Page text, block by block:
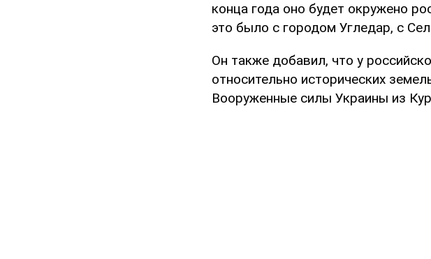
конца года оно будет окружено
это было с городом Угледар, с
Он также добавил, что у
относительно исторических
Вооруженные силы Украины из